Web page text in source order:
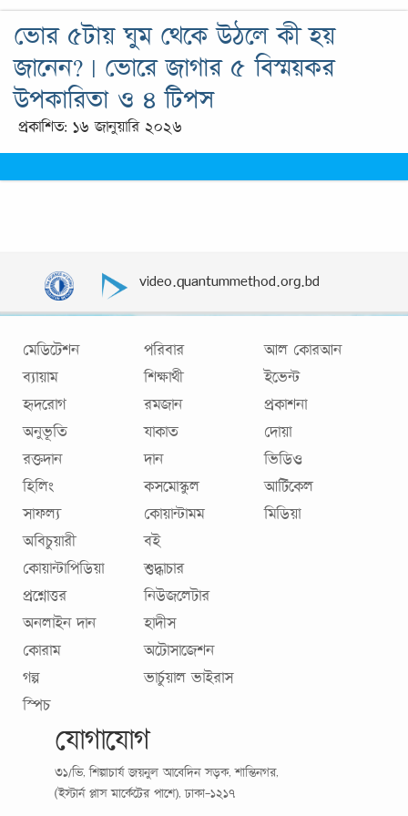
ভোর ৫টায় ঘুম থেকে উঠলে কী হয়
জানেন? | ভোরে জাগার ৫ বিস্ময়কর
উপকারিতা ও ৪ টিপস
প্রকাশিত: ১৬ জানুয়ারি ২০২৬
video.quantummethod.org.bd
মেডিটেশন
ব্যায়াম
হৃদরোগ
অনুভূতি
রক্তদান
হিলিং
সাফল্য
পরিবার
শিক্ষার্থী
রমজান
যাকাত
দান
কসমোস্কুল
কোয়ান্টামম
আল কোরআন
ইভেন্ট
প্রকাশনা
দোয়া
ভিডিও
আর্টিকেল
মিডিয়া
অবিচুয়ারী
কোয়ান্টাপিডিয়া
প্রশ্নোত্তর
অনলাইন দান
কোরাম
গল্প
স্পিচ
বই
শুদ্ধাচার
নিউজলেটার
হাদীস
অটোসাজেশন
ভার্চুয়াল ভাইরাস
যোগাযোগ
৩১/ভি, শিল্পাচার্য জয়নুল আবেদিন সড়ক, শান্তিনগর,
(ইস্টার্ন প্লাস মার্কেটের পাশে), ঢাকা-১২১৭